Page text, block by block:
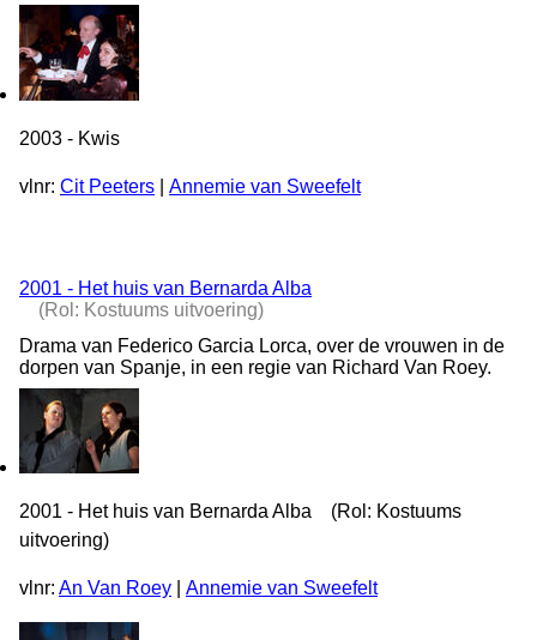
2003 - Kwis
vlnr: Cit Peeters Annemie van Sweefelt
2001 - Het huis van Bernarda Alba
(Rol: Kostuums uitvoering)
Drama van Federico Garcia Lorca, over de vrouwen in de
dorpen van Spanje, in een regie van Richard Van Roey.
2001 - Het huis van Bernarda Alba (Rol: Kostuums
uitvoering)
vlnr: An Van Roey Annemie van Sweefelt